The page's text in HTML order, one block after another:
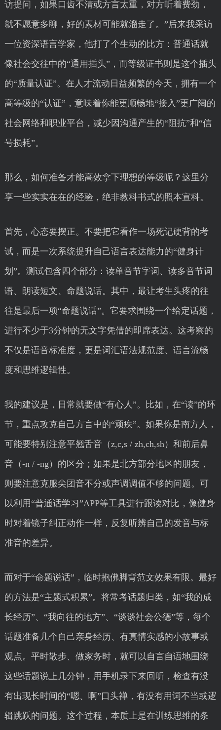
访提问，如果口齿不清或方言太重，对方听着费劲，
就不愿意多聊，好的素材可能就溜走了。”后来我采访
一位资深语言学家，他打了个生动的比方：普通话就
像社会交往中的“通用插头”，而等级证书则是这个插头
的“质量认证”。在人才流动日益频繁的今天，拥有一个
高等级的“认证”，意味着你能更顺畅地“接入”更广阔的
社会网络和职业平台，减少因沟通产生的“阻抗”和“信
号损耗”。
那么，如何准备才能高效拿下理想的等级呢？这里分
享一些实实在在的经验，绝非教科书式的照本宣科。
首先，心态要摆正。不要把它看作一场死记硬背的考
试，而是一次系统提升自己语言表达能力的“健身计
划”。测试包含四个部分：读单音节字词、读多音节词
语、朗读短文、命题说话。其中，最让考生头疼的往
往是最后一项“命题说话”。它要求围绕一个给定话题，
进行不少于3分钟的无文字凭借的即席表达。这考察的
不仅是语音标准度，更是词汇语法规范度、语言流畅
度和思维逻辑性。
我的建议是，日常就要做“有心人”。比如，在“读”的环
节，重点攻克自己方言中的“顽疾”。如果你是南方人，
可能要特别注意平翘舌音（z,c,s / zh,ch,sh）和前后鼻
音（-n / -ng）的区分；如果是北方部分地区的朋友，
则要注意克服尖团音不分或声调调值不够的问题。可
以利用“普通话学习”APP等工具进行跟读对比，像健身
时对着镜子纠正动作一样，反复听辨自己的发音与标
准音的差异。
而对于“命题说话”，临时抱佛脚背范文效果有限。最好
的方法是“主题式积累”。将常考话题归类，如“我的成
长经历”、“我向往的地方”、“谈谈社会公德”等，每个
话题准备几个自己亲身经历、有真情实感的小故事或
观点。平时散步、做家务时，就可以自言自语地围绕
这些话题说上几分钟，用手机录下来回听，检查有没
有出现长时间的“嗯、啊”口头禅，有没有用词不当或逻
辑跳跃的问题。这个过程，本质上是在训练思维的条